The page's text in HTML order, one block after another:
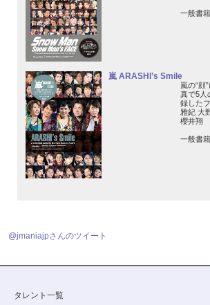
一般書
嵐 ARASHI’s Smile
嵐の“顔
真で5人
録した
雅紀 大
櫻井翔
一般書
@jmaniajpさんのツイート
タレント一覧